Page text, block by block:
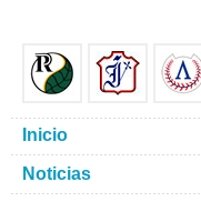
Inicio
Noticias